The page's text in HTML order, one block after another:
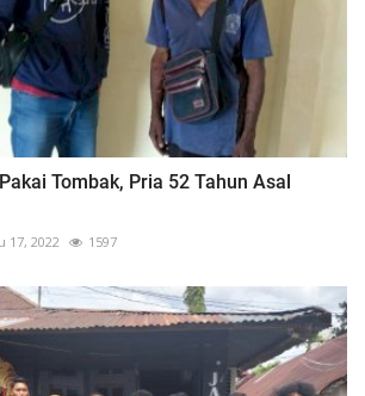
Tombak, Pria 52 Tahun Asal
17, 2022 1597